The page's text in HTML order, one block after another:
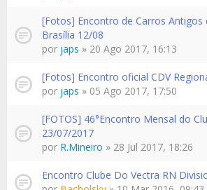
[Fotos] Encontro de Carros Antigos
Brasília 12/08
por japs » 20 Ago 2017, 16:13
[Fotos] Encontro oficial CDV
por japs » 05 Ago 2017, 17:50
[FOTOS] 46°Encontro Mensal do
23/07/2017
por R.Mineiro » 28 Jul 2017, 18:26
Encontro Clube Do Vectra RN